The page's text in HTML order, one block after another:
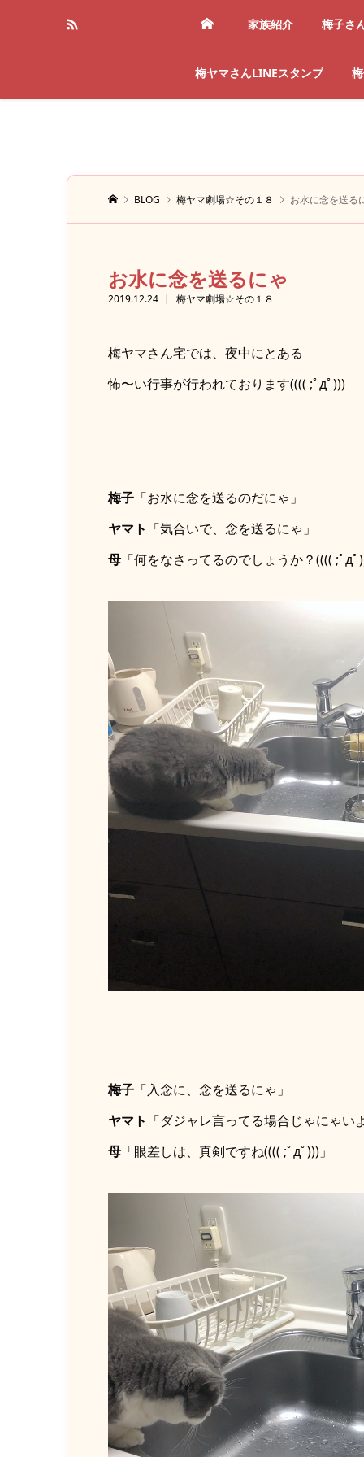
家族紹介 梅子さ
梅ヤマさんLINEスタンプ
BLOG 梅ヤマ劇場☆その１８ お水に念を送る
お水に念を送るにゃ
2019.12.24 梅ヤマ劇場☆その１８
梅ヤマさん宅では、夜中にとある
怖〜い行事が行われております(((( ;ﾟдﾟ)))
梅子「お水に念を送るのだにゃ」
ヤマト 「気合いで、念を送るにゃ」
母「何をなさってるのでしょうか？(((( ;ﾟдﾟ
梅子「入念に、念を送るにゃ」
ヤマト 「ダジャレ言ってる場合じゃにゃい
母「眼差しは、真剣ですね(((( ;ﾟдﾟ)))」